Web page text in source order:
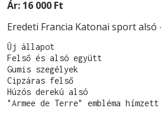
Ár: 16 000 Ft
Eredeti Francia Katonai sport alsó
Új állapot
Felső és alsó együtt
Gumis szegélyek
Cipzáras felső
Húzós derekú alsó
"Armee de Terre" embléma